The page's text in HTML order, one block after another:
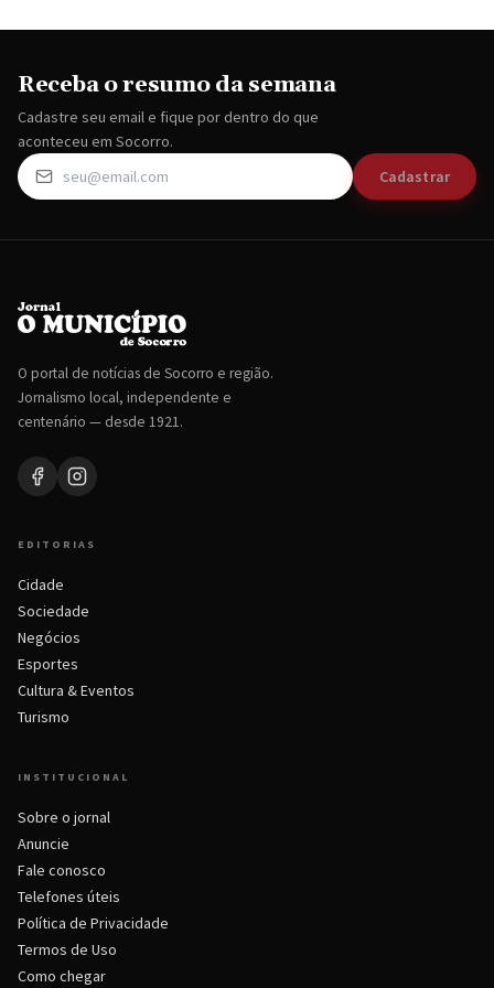
Receba o resumo da semana
Cadastre seu email e fique por dentro do que
aconteceu em Socorro.
Cadastrar
O portal de notícias de Socorro e região.
Jornalismo local, independente e
centenário — desde 1921.
EDITORIAS
Cidade
Sociedade
Negócios
Esportes
Cultura & Eventos
Turismo
INSTITUCIONAL
Sobre o jornal
Anuncie
Fale conosco
Telefones úteis
Política de Privacidade
Termos de Uso
Como chegar